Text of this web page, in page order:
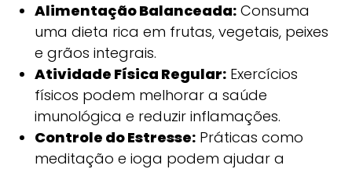
Alimentação Balanceada:Consuma
uma dieta rica em frutas, vegetais, peixes
e grãos integrais.
Atividade Física Regular:Exercícios
físicos podem melhorar a saúde
imunológica e reduzir inflamações.
Controle do Estresse:Práticas como
meditação e ioga podem ajudar a